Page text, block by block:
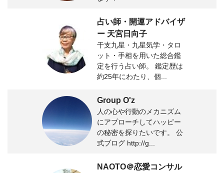
占い師・開運アドバイザ
ー 天宮日向子
干支九星・九星気学・タロ
ット・手相を用いた総合鑑
定を行う占い師。 鑑定歴は
約25年にわたり、個...
Group O'z
人の心や行動のメカニズム
にアプローチしてハッピー
の秘密を探りたいです。 公
式ブログ http://g...
NAOTO＠恋愛コンサル